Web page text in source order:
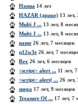
Hanna 14 лет
HAZAR (драко) 13 лет,
Multi J ... 13 лет, 8
Multi J ... 13 лет, 8
name 26 лет, 7 месяцев
q12w3e 26 лет, 7
Rex 26 лет, 6 месяцев
<script> alert ... 11 лет,
<script> alert( ... 26 лет,
snega 17 лет, 9 месяцев
Treasure Of ... 17 лет, 7